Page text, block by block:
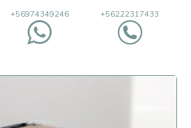
+56222317433
+56974349246